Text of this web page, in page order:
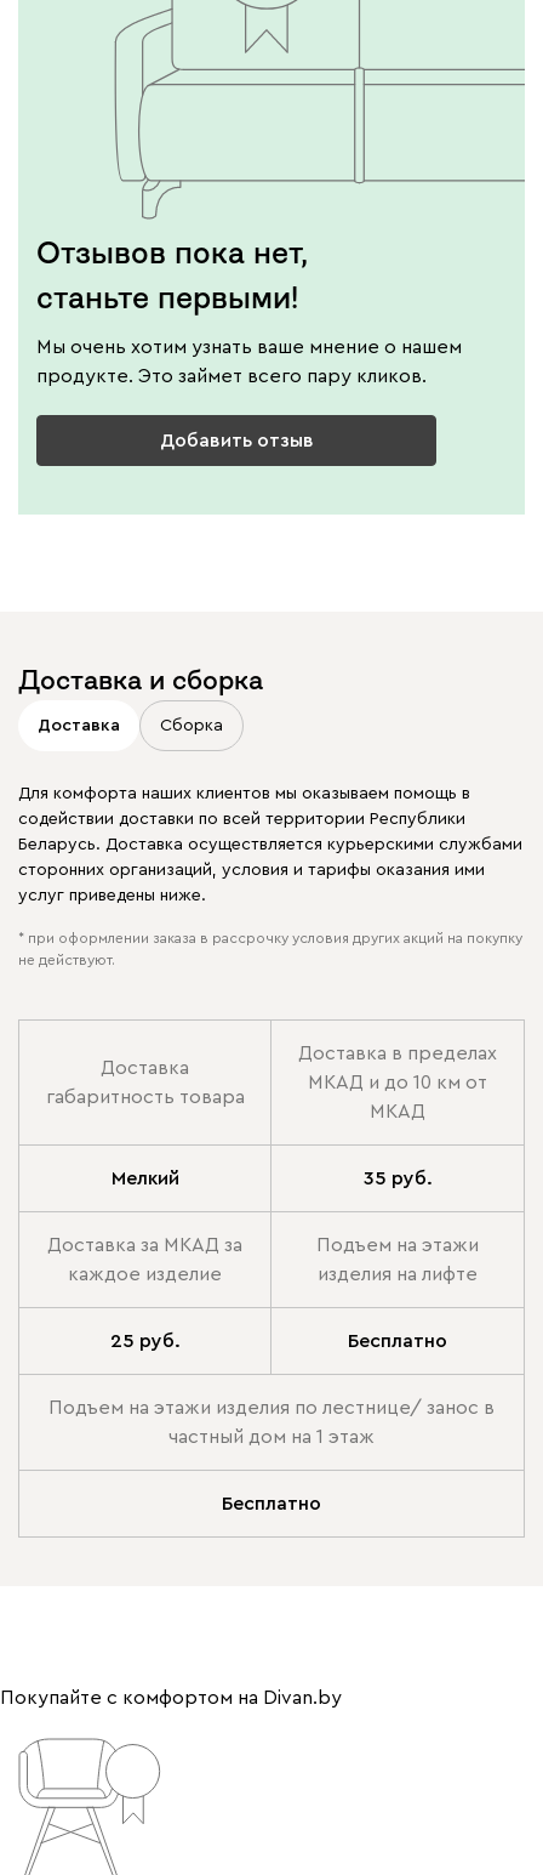
Отзывов пока нет,
станьте первыми!
Мы очень хотим узнать ваше мнение о нашем
продукте. Это займет всего пару кликов.
Добавить отзыв
Доставка и сборка
Доставка Сборка
Для комфорта наших клиентов мы оказываем помощь в
содействии доставки по всей территории Республики
Беларусь. Доставка осуществляется курьерскими службами
сторонних организаций, условия и тарифы оказания ими
услуг приведены ниже.
* при оформлении заказа в рассрочку условия других акций на покупку
не действуют.
Доставка
габаритность товара
Доставка в пределах
МКАД и до 10 км от
МКАД
Мелкий 35 руб.
Доставка за МКАД за
каждое изделие
Подъем на этажи
изделия на лифте
25 руб. Бесплатно
Подъем на этажи изделия по лестнице/ занос в
частный дом на 1 этаж
Бесплатно
Покупайте с комфортом на Divan.by